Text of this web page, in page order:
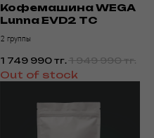
Кофемашина WEGA
Lunna EVD2 TC
2 группы
1 749 990 тг. 1 949 990 тг.
Out of stock